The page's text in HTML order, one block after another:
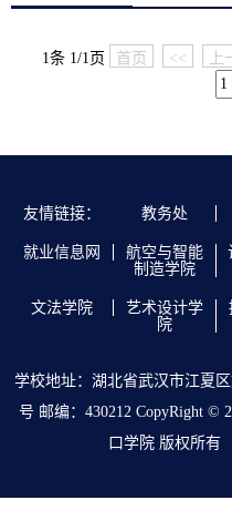
1条 1/1页 首页 << 上
友情链接： 教务处
就业信息网
航空与智能
制造学院
文法学院
艺术设计学
院
学校地址：湖北省武汉市江夏
号 邮编：430212 CopyRight ©
口学院 版权所有